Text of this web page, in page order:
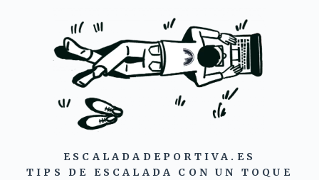
ESCALADADEPORTIVA.ES
TIPS DE ESCALADA CON UN TOQUE